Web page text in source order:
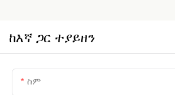
ከእኛ ጋር ተያይዘን
ስም